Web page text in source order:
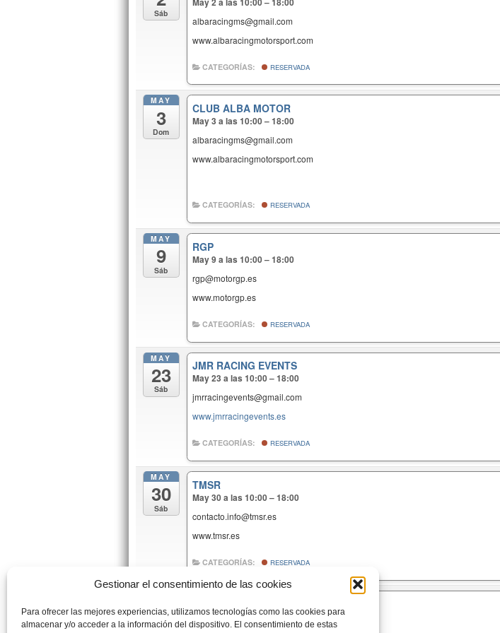
Gestionar el consentimiento de las cookies
Para ofrecer las mejores experiencias, utilizamos tecnologías como las cookies para
almacenar y/o acceder a la información del dispositivo. El consentimiento de estas
Sáb
albaracingms@gmail.com
www.albaracingmotorsport.com
CATEGORÍAS: RESERVADA
MAY
3
Dom
CLUB ALBA MOTOR
May 3 a las 10:00 – 18:00
albaracingms@gmail.com
www.albaracingmotorsport.com
CATEGORÍAS: RESERVADA
MAY
9
Sáb
RGP
May 9 a las 10:00 – 18:00
rgp@motorgp.es
www.motorgp.es
CATEGORÍAS: RESERVADA
MAY
23
Sáb
JMR RACING EVENTS
May 23 a las 10:00 – 18:00
jmrracingevents@gmail.com
www.jmrracingevents.es
CATEGORÍAS: RESERVADA
MAY
30
Sáb
TMSR
May 30 a las 10:00 – 18:00
contacto.info@tmsr.es
www.tmsr.es
CATEGORÍAS: RESERVADA
31
Dom
May 31 a las 10:00 – 18:00